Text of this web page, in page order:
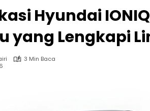
Hyundai
yang Lengkapi
3 Min Baca